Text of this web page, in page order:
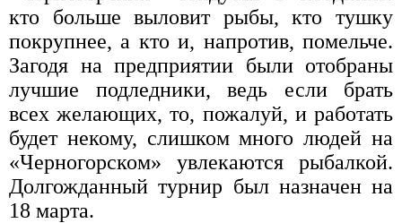
кто больше выловит рыбы, кто тушку
покрупнее, а кто и, напротив, помельче.
Загодя на предприятии были отобраны
лучшие подледники, ведь если брать
всех желающих, то, пожалуй, и работать
будет некому, слишком много людей на
«Черногорском» увлекаются рыбалкой.
Долгожданный турнир был назначен на
18 марта.